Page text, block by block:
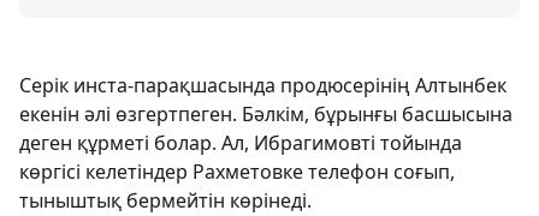
Серік инста-парақшасында продюсерінің Алтынбек
екенін әлі өзгертпеген. Бәлкім, бұрынғы басшысына
деген құрметі болар. Ал, Ибрагимовті тойында
көргісі келетіндер Рахметовке телефон соғып,
тыныштық бермейтін көрінеді.